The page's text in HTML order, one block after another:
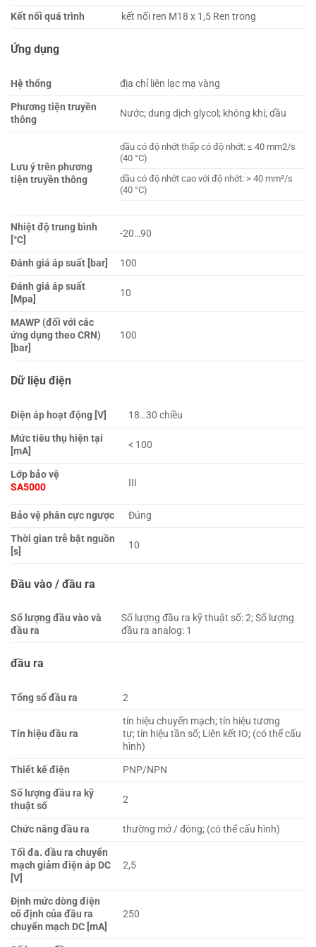
Kết nối quá trình
kết nối ren M18 x 1,5 Ren trong
Ứng dụng
Hệ thống
địa chỉ liên lạc mạ vàng
Phương tiện truyền
thông
Nước; dung dịch glycol; không khí; dầu
Lưu ý trên phương
tiện truyền thông
dầu có độ nhớt thấp có độ nhớt: ≤ 40 mm2/s
(40 °C)
dầu có độ nhớt cao với độ nhớt: > 40 mm²/s
(40 °C)
Nhiệt độ trung bình
[°C]
-20…90
Đánh giá áp suất [bar]
100
Đánh giá áp suất
[Mpa]
10
MAWP (đối với các
ứng dụng theo CRN)
[bar]
100
Dữ liệu điện
Điện áp hoạt động [V]
18…30 chiều
Mức tiêu thụ hiện tại
[mA]
< 100
Lớp bảo vệ
SA5000
III
Bảo vệ phân cực ngược
Đúng
Thời gian trễ bật nguồn
[s]
10
Đầu vào / đầu ra
Số lượng đầu vào và
đầu ra
Số lượng đầu ra kỹ thuật số: 2; Số lượng
đầu ra analog: 1
đầu ra
Tổng số đầu ra 2
Tín hiệu đầu ra
tín hiệu chuyển mạch; tín hiệu tương
tự; tín hiệu tần số; Liên kết IO; (có thể cấu
hình)
Thiết kế điện
PNP/NPN
Số lượng đầu ra kỹ
thuật số
2
Chức năng đầu ra
thường mở / đóng; (có thể cấu hình)
Tối đa. đầu ra chuyển
mạch giảm điện áp DC
[V]
2,5
Định mức dòng điện
cố định của đầu ra
chuyển mạch DC [mA]
250